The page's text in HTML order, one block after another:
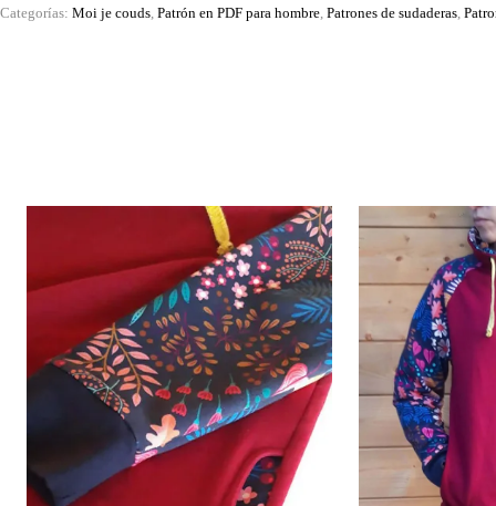
Categorías: Moi je couds Patrón en PDF para hombre Patrones de sudaderas